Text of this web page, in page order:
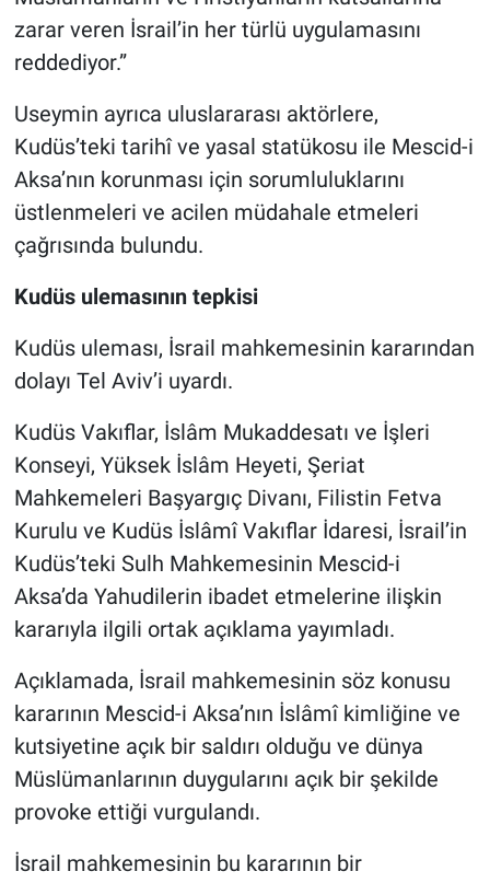
zarar veren İsrail’in her türlü uygulamasını
reddediyor.”
Useymin ayrıca uluslararası aktörlere,
Kudüs’teki tarihî ve yasal statükosu ile Mescid-i
Aksa’nın korunması için sorumluluklarını
üstlenmeleri ve acilen müdahale etmeleri
çağrısında bulundu.
Kudüs ulemasının tepkisi
Kudüs uleması, İsrail mahkemesinin kararından
dolayı Tel Aviv’i uyardı.
Kudüs Vakıflar, İslâm Mukaddesatı ve İşleri
Konseyi, Yüksek İslâm Heyeti, Şeriat
Mahkemeleri Başyargıç Divanı, Filistin Fetva
Kurulu ve Kudüs İslâmî Vakıflar İdaresi, İsrail’in
Kudüs’teki Sulh Mahkemesinin Mescid-i
Aksa’da Yahudilerin ibadet etmelerine ilişkin
kararıyla ilgili ortak açıklama yayımladı.
Açıklamada, İsrail mahkemesinin söz konusu
kararının Mescid-i Aksa’nın İslâmî kimliğine ve
kutsiyetine açık bir saldırı olduğu ve dünya
Müslümanlarının duygularını açık bir şekilde
provoke ettiği vurgulandı.
İsrail mahkemesinin bu kararının bir